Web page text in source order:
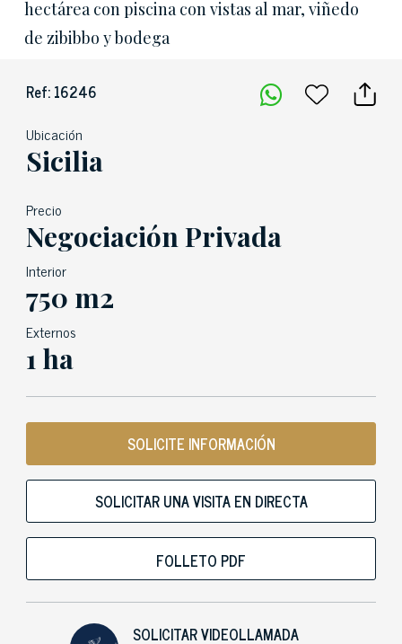
hectárea con piscina con vistas al mar, viñedo
de zibibbo y bodega
Ref: 16246
Ubicación
Sicilia
Precio
Negociación Privada
Interior
750 m2
Externos
1 ha
SOLICITE INFORMACIÓN
SOLICITAR UNA VISITA EN DIRECTA
FOLLETO PDF
SOLICITAR VIDEOLLAMADA